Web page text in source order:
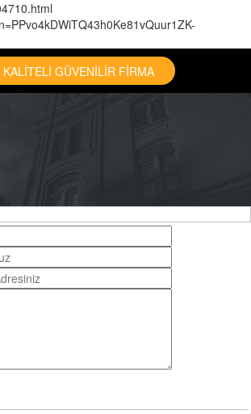
KALİTELİ GÜVENİLİR FİRMA